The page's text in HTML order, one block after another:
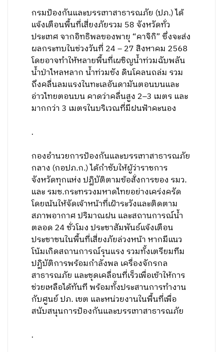
กรมป้องกันและบรรเทาสาธารณภัย (ปภ.) ได้
แจ้งเตือนพื้นที่เสี่ยงภัยรวม 58 จังหวัดทั่ว
ประเทศ จากอิทธิพลของพายุ “คาจิกิ” ซึ่งจะส่ง
ผลกระทบในช่วงวันที่ 24 – 27 สิงหาคม 2568
โดยอาจทำให้หลายพื้นที่เผชิญน้ำท่วมฉับพลัน
น้ำป่าไหลหลาก น้ำท่วมขัง ดินโคลนถล่ม รวม
ถึงคลื่นลมแรงในทะเลอันดามันตอนบนและ
อ่าวไทยตอนบน คาดว่าคลื่นสูง 2–3 เมตร และ
มากกว่า 3 เมตรในบริเวณที่มีฝนฟ้าคะนอง
.
กองอำนวยการป้องกันและบรรเทาสาธารณภัย
กลาง (กอปภ.ก.) ได้กำชับให้ผู้ว่าราชการ
จังหวัดทุกแห่ง ปฏิบัติตามข้อสั่งการของ รมว.
และ รมช.กระทรวงมหาดไทยอย่างเคร่งครัด
โดยเน้นให้จัดเจ้าหน้าที่เฝ้าระวังและติดตาม
สภาพอากาศ ปริมาณฝน และสถานการณ์น้ำ
ตลอด 24 ชั่วโมง ประชาสัมพันธ์แจ้งเตือน
ประชาชนในพื้นที่เสี่ยงภัยล่วงหน้า หากมีแนว
โน้มเกิดสถานการณ์รุนแรง รวมทั้งเตรียมทีม
ปฏิบัติการพร้อมกำลังพล เครื่องจักรกล
สาธารณภัย และชุดเคลื่อนที่เร็วเพื่อเข้าให้การ
ช่วยเหลือได้ทันที พร้อมทั้งประสานการทำงาน
กับศูนย์ ปภ. เขต และหน่วยงานในพื้นที่เพื่อ
สนับสนุนการป้องกันและบรรเทาสาธารณภัย
.